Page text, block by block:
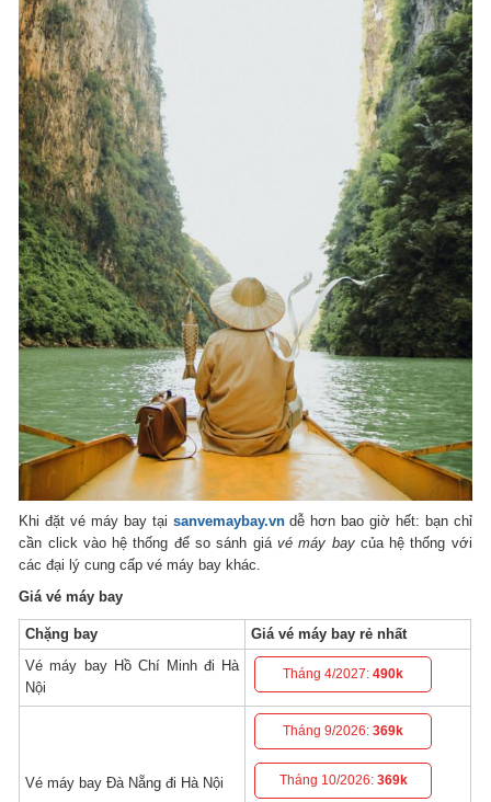
Khi đặt vé máy bay tại sanvemaybay.vndễ hơn bao giờ hết: bạn chỉ
cần click vào hệ thống để so sánh giá vé máy baycủa hệ thống với
các đại lý cung cấp vé máy bay khác.
Giá vé máy bay
Chặng bay
Giá vé máy bay rẻ nhất
Vé máy bay Hồ Chí Minh đi Hà
Nội
Tháng 4/2027:490k
Vé máy bay Đà Nẵng đi Hà Nội
Tháng 9/2026:369k
Tháng 10/2026: 369k